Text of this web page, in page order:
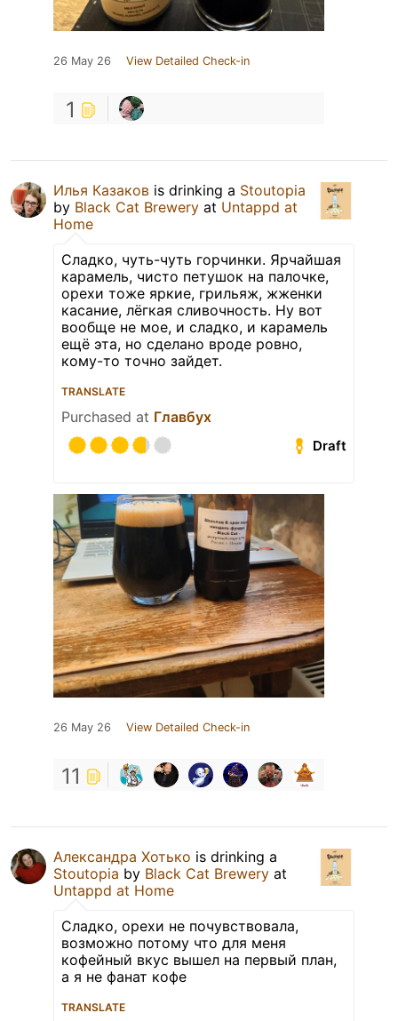
26 May 26 View Detailed Check-in
1
Илья Казаков is drinking a Stoutopia
by Black Cat Brewery at Untappd at
Home
Сладко, чуть-чуть горчинки. Ярчайшая
карамель, чисто петушок на палочке,
орехи тоже яркие, грильяж, жженки
касание, лёгкая сливочность. Ну вот
вообще не мое, и сладко, и карамель
ещё эта, но сделано вроде ровно,
кому-то точно зайдет.
TRANSLATE
Purchased at Главбух
Draft
26 May 26 View Detailed Check-in
11
Александра Хотько is drinking a
Stoutopia by Black Cat Brewery at
Untappd at Home
Сладко, орехи не почувствовала,
возможно потому что для меня
кофейный вкус вышел на первый план,
а я не фанат кофе
TRANSLATE